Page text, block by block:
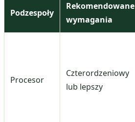
Podzespoły
Rekomendowane
wymagania
Procesor
Czterordzeniowy
lub lepszy